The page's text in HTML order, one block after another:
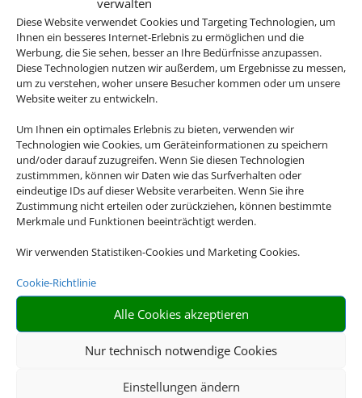
Diese Website verwendet Cookies und Targeting Technologien, um
Ihnen ein besseres Internet-Erlebnis zu ermöglichen und die
Werbung, die Sie sehen, besser an Ihre Bedürfnisse anzupassen.
Diese Technologien nutzen wir außerdem, um Ergebnisse zu messen,
um zu verstehen, woher unsere Besucher kommen oder um unsere
Website weiter zu entwickeln.
Um Ihnen ein optimales Erlebnis zu bieten, verwenden wir
Technologien wie Cookies, um Geräteinformationen zu speichern
und/oder darauf zuzugreifen. Wenn Sie diesen Technologien
zustimmmen, können wir Daten wie das Surfverhalten oder
eindeutige IDs auf dieser Website verarbeiten. Wenn Sie ihre
Zustimmung nicht erteilen oder zurückziehen, können bestimmte
Merkmale und Funktionen beeinträchtigt werden.
Wir verwenden Statistiken-Cookies und Marketing Cookies.
Cookie-Richtlinie
Alle Cookies akzeptieren
Nur technisch notwendige Cookies
Einstellungen ändern